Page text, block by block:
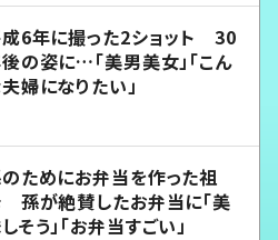
6年に撮った2ショット 30
の姿に…「美男美女」「こん
婦になりたい」
ためにお弁当を作った祖
孫が絶賛したお弁当に「美
そう」「お弁当すごい」